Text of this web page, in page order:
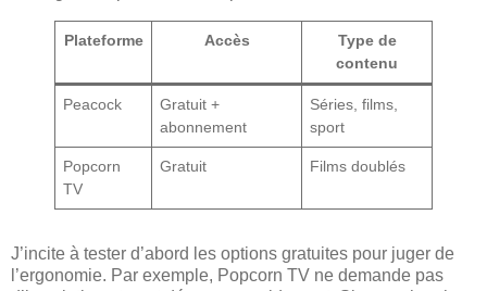
Plateforme Accès
Type de
contenu
Peacock
Gratuit +
abonnement
Séries, films,
sport
Popcorn
TV
Gratuit Films doublés
J’incite à tester d’abord les options gratuites pour juger de
l’ergonomie. Par exemple, Popcorn TV ne demande pas